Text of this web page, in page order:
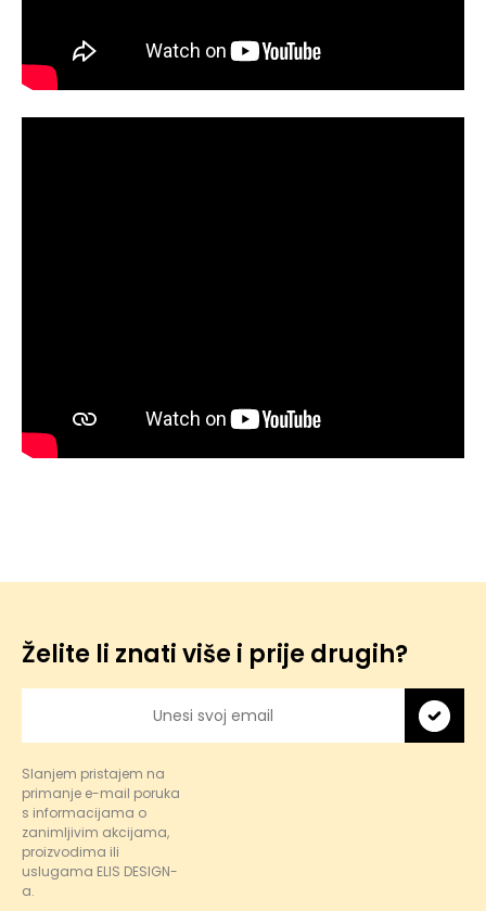
Želite li znati više i prije drugih?
Slanjem pristajem na
primanje e-mail poruka
s informacijama o
zanimljivim akcijama,
proizvodima ili
uslugama ELIS DESIGN-
a.